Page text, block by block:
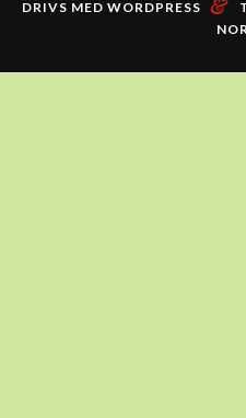
DRIVS MED WORDPRESS &